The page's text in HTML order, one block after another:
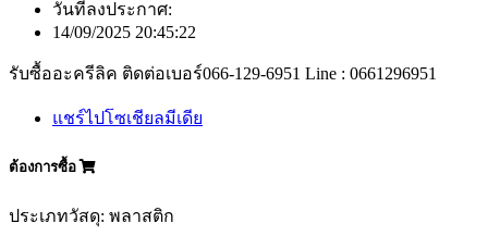
วันที่ลงประกาศ:
14/09/2025 20:45:22
รับซื้ออะครีลิค ติดต่อเบอร์066-129-6951 Line : 0661296951
แชร์ไปโซเชียลมีเดีย
ต้องการซื้อ
ประเภทวัสดุ: พลาสติก